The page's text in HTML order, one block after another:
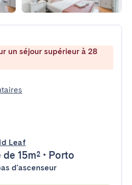
un séjour supérieur à 28
Leaf
de 15m² • Porto
d'ascenseur